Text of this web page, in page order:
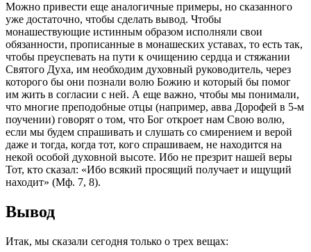
Можно привести еще аналогичные примеры, но сказанного
уже достаточно, чтобы сделать вывод. Чтобы
монашествующие истинным образом исполняли свои
обязанности, прописанные в монашеских уставах, то есть так,
чтобы преуспевать на пути к очищению сердца и стяжании
Святого Духа, им необходим духовный руководитель, через
которого бы они познали волю Божию и который бы помог
им жить в согласии с ней. А еще важно, чтобы мы понимали,
что многие преподобные отцы (например, авва Дорофей в 5-м
поучении) говорят о том, что Бог откроет нам Свою волю,
если мы будем спрашивать и слушать со смирением и верой
даже и тогда, когда тот, кого спрашиваем, не находится на
некой особой духовной высоте. Ибо не презрит нашей веры
Тот, кто сказал: «Ибо всякий просящий получает и ищущий
находит» (Мф. 7, 8).
Вывод
Итак, мы сказали сегодня только о трех вещах: